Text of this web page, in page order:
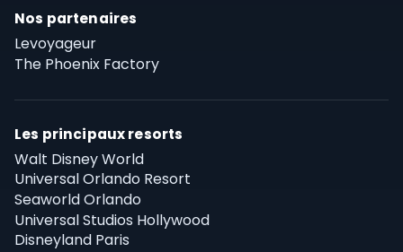
Nos partenaires
Levoyageur
The Phoenix Factory
Les principaux resorts
Walt Disney World
Universal Orlando Resort
Seaworld Orlando
Universal Studios Hollywood
Disneyland Paris